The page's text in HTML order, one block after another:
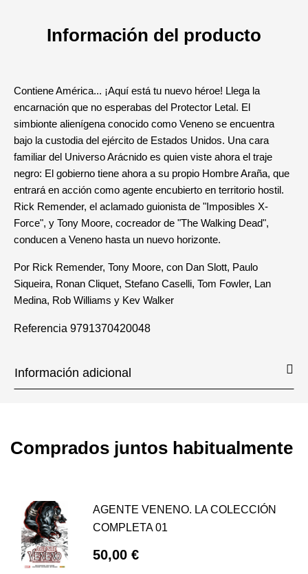
Información del producto
Contiene América... ¡Aquí está tu nuevo héroe! Llega la
encarnación que no esperabas del Protector Letal. El
simbionte alienígena conocido como Veneno se encuentra
bajo la custodia del ejército de Estados Unidos. Una cara
familiar del Universo Arácnido es quien viste ahora el traje
negro: El gobierno tiene ahora a su propio Hombre Araña, que
entrará en acción como agente encubierto en territorio hostil.
Rick Remender, el aclamado guionista de "Imposibles X-
Force", y Tony Moore, cocreador de "The Walking Dead",
conducen a Veneno hasta un nuevo horizonte.
Por Rick Remender, Tony Moore, con Dan Slott, Paulo
Siqueira, Ronan Cliquet, Stefano Caselli, Tom Fowler, Lan
Medina, Rob Williams y Kev Walker
Referencia 9791370420048
Información adicional
Comprados juntos habitualmente
AGENTE VENENO. LA COLECCIÓN
COMPLETA 01
50,00 €